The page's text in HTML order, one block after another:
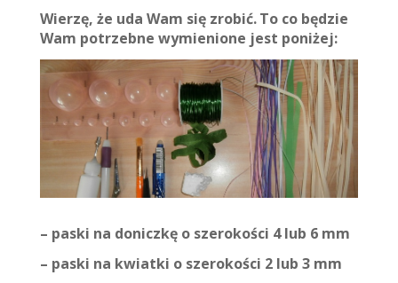
Wierzę, że uda Wam się zrobić.To co będzie
Wam potrzebne wymienione jest poniżej:
– paski na doniczkę o szerokości 4 lub 6 mm
– paski na kwiatki o szerokości 2 lub 3 mm